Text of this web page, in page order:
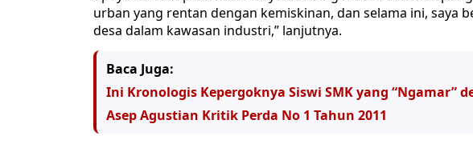
urban yang rentan dengan kemiskinan, dan selama ini, saya
desa dalam kawasan industri,” lanjutnya.
Baca Juga:
Ini Kronologis Kepergoknya Siswi SMK yang “Ngamar”
Asep Agustian Kritik Perda No 1 Tahun 2011